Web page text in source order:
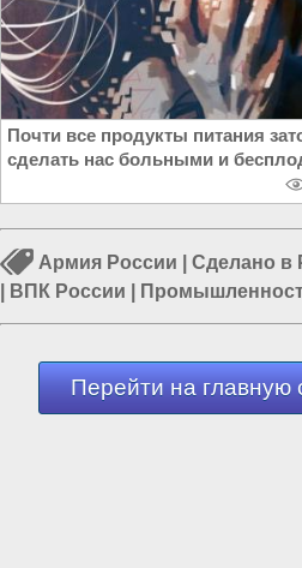
Почти все продукты питания
сделать нас больными и
Армия России Сделано в
ВПК России
РФ|ВКС России
Перейти на главную